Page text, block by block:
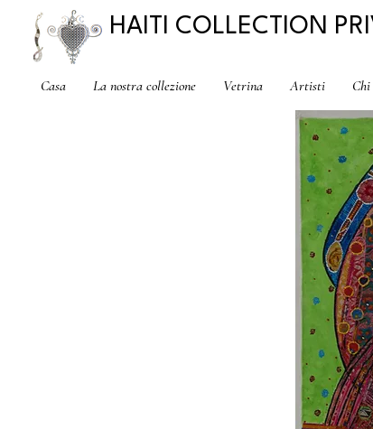
HAITI COLLECTION
Casa La nostra collezione Vetrina Artisti